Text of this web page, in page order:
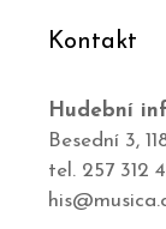
Kontakt
Hudební
Besední 3,
tel. 257 312